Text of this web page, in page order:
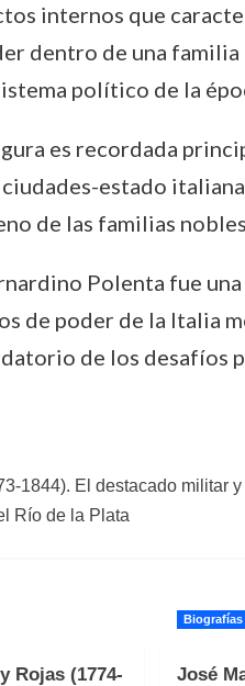
internos que
dentro de una
político de la
es recordada
estado
de las familias
Polenta fue
de poder de la Italia
de los desafíos
1844). El destacado militar
Río de la Plata
Rojas (1774-
Biografías
José